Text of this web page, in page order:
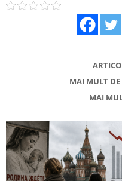
MAI MULT
MAI